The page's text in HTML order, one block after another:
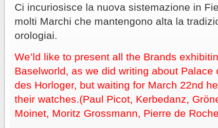
Ci incuriosisce la nuova sistemazione in
molti Marchi che mantengono alta la
orologiai.
We’ld like to present all the Brands
Baselworld, as we did writing about Palace
des Horloger, but waiting for March 22nd
their watches.(Paul Picot, Kerbedanz,
Moinet, Moritz Grossmann, Pierre de